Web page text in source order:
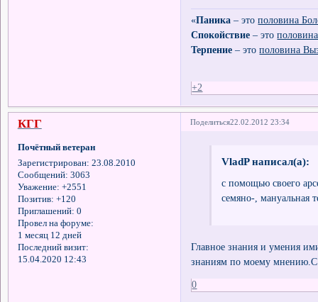
«Паника – этополовина
Спокойствие – это
Терпение – этополовина
+2
Поделиться22.02.2012 23:34
КГГ
Почётный ветеран
Зарегистрирован: 23.08.2010
Сообщений: 3063
Уважение: +2551
Позитив: +120
Приглашений: 0
Провел на форуме:
1 месяц 12 дней
Последний визит:
15.04.2020 12:43
VladP написал(а):
с помощью своего
семяно-, мануальная
Главное знания и умения
знаниям по моему
0